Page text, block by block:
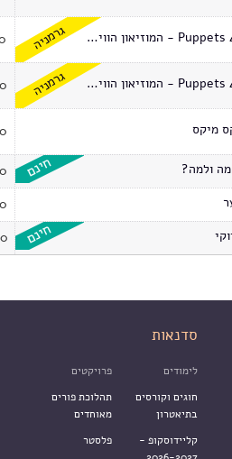
Puppets 4.0 - המוזיאון הווירטואלי גרמניה
Puppets 4.0 - המוזיאון הווירטואלי גרמניה
מיקס
ולמה?
סדנאות
לימודים
חוגים וקורסים
בתיאטרון
קליידוסקופ -
פרויקטים
תהלוכת פורים
מאוחדים
פלסטר